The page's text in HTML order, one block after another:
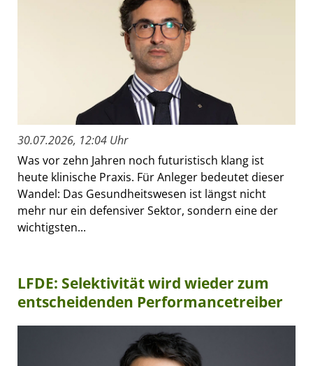
30.07.2026, 12:04 Uhr
Was vor zehn Jahren noch futuristisch klang ist
heute klinische Praxis. Für Anleger bedeutet dieser
Wandel: Das Gesundheitswesen ist längst nicht
mehr nur ein defensiver Sektor, sondern eine der
wichtigsten...
LFDE: Selektivität wird wieder zum
entscheidenden Performancetreiber